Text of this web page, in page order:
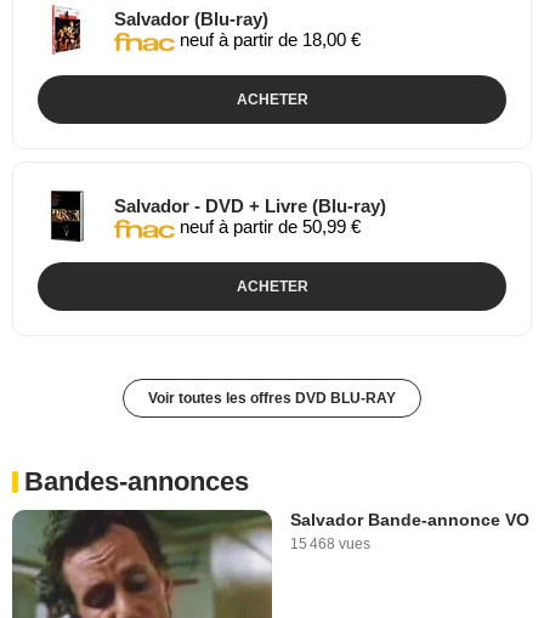
Salvador (Blu-ray)
neuf à partir de 18,00 €
ACHETER
Salvador - DVD + Livre (Blu-ray)
neuf à partir de 50,99 €
ACHETER
Voir toutes les offres DVD BLU-RAY
Bandes-annonces
Salvador Bande-annonce VO
15 468 vues